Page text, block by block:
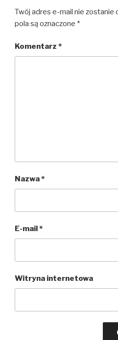
Twój adres e-mail nie zostanie
pola są oznaczone *
Komentarz *
Nazwa*
E-mail*
Witryna internetowa